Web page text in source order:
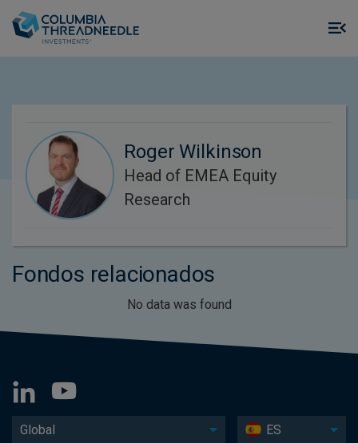
Roger Wilkinson
Head of EMEA Equity
Research
Fondos relacionados
No data was found
Global ES